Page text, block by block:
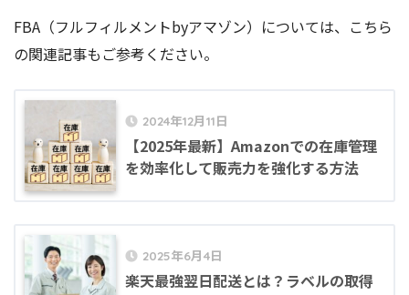
FBA（フルフィルメントbyアマゾン）については、こちら
の関連記事もご参考ください。
2024年12月11日
【2025年最新】Amazonでの在庫管理
を効率化して販売力を強化する方法
2025年6月4日
楽天最強翌日配送とは？ラベルの取得